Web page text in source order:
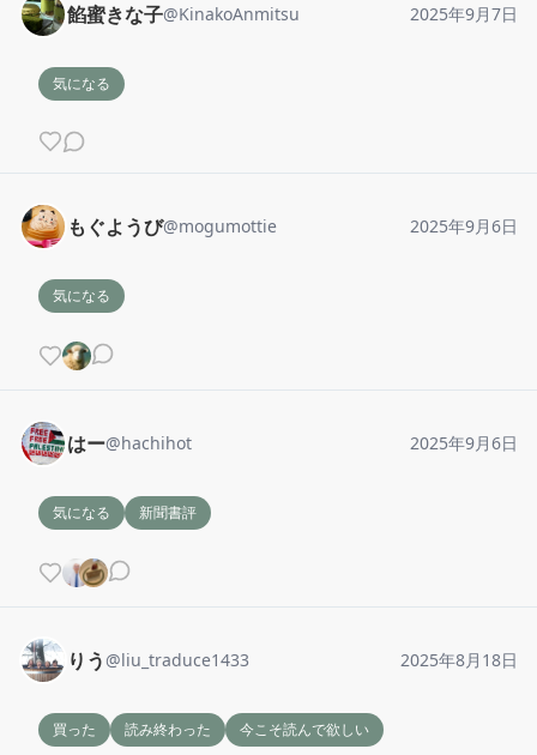
餡蜜きな子@KinakoAnmitsu 2025年9月7日
気になる
もぐようび@mogumottie 2025年9月6日
気になる
はー@hachihot 2025年9月6日
気になる 新聞書評
りう @liu_traduce1433 2025年8月18日
買った 読み終わった 今こそ読んで欲しい